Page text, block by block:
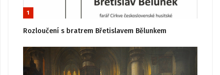
1
Rozloučení s bratrem Břetislavem Bělunkem